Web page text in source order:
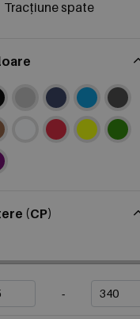
Tracțiune spate
(CP)
-